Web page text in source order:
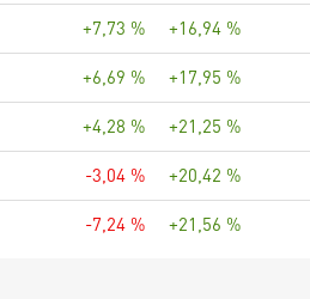
+7,73 % +16,94 %
+6,69 % +17,95 %
+4,28 % +21,25 %
-3,04 % +20,42 %
-7,24 % +21,56 %